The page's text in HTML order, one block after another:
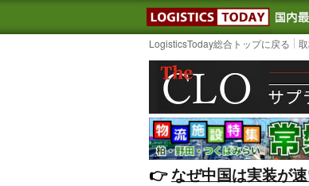
LogisticsToday総合トップに戻る
👉️なぜ中国は実装が